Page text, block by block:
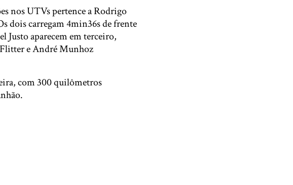
nos UTVs pertence a Rodrigo
dois carregam 4min36s de frente
aparecem em terceiro,
e André Munhoz
com 300 quilômetros